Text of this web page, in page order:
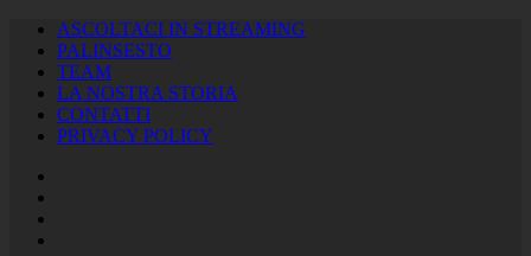
ASCOLTACI IN STREAMING
PALINSESTO
TEAM
LA NOSTRA STORIA
CONTATTI
PRIVACY POLICY